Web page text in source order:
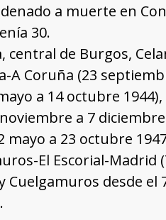
a muerte en
30.
de Burgos,
Coruña (23
a 14 octubre
a 7
a 23 octubre
El Escorial-
desde el